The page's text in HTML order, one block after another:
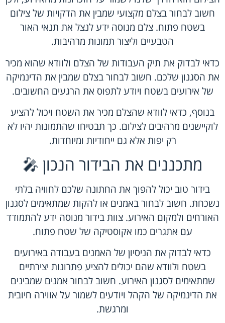
חשוב לבחור בצלם מקצועי שמבין את הדקויות של צילום
בשטח פתוח. צלם מנוסה ידע לנצל את תנאי האור
הטבעיים וליצור תמונות מרהיבות.
כדאי לבדוק את תיק העבודות של הצלם ולוודא שהוא מכיר
את הסגנון שלכם. חשוב לבחור בצלם שמבין את הדינמיקה
של אירועים בשטח ויודע לתפוס את הרגעים החשובים.
בנוסף, כדאי לוודא שהצלם מכיר את השטח ויכול להציע
לוקיישנים מרהיבים לצילום. כך תבטיחו שהתמונות יהיו לא
רק יפות אלא גם ייחודיות ומיוחדות.
מתכננים את הבידור הנכון 🎤
בידור טוב יכול להפוך את החתונה שלכם לחוויה בלתי
נשכחת. חשוב לבחור באמנים או להקות שמתאימים לסגנון
האורחים ולמקום האירוע. צוות בידור מנוסה ידע להתמודד
עם אתגרים כמו אקוסטיקה של שטח פתוח.
כדאי לבדוק את הניסיון של האמנים בעבודה באירועים
בשטח ולוודא שהם יכולים להציע פתרונות יצירתיים
שמתאימים לסגנון האירוע. חשוב לבחור אמנים שמבינים
את הדינמיקה של הקהל ויודעים לשמור על אווירה חיובית
ומרגשת.